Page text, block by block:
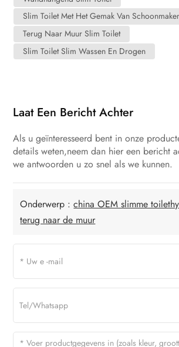
Slim Toilet Met Het Gemak Van
Terug Naar Muur Slim Toilet
Slim Toilet Slim Wassen En Drogen
Laat Een Bericht Achter
Als u geïnteresseerd bent in onze
details weten,neem dan hier een bericht
we antwoorden u zo snel als we kunnen.
Onderwerp :china OEM slimme
terug naar de muur